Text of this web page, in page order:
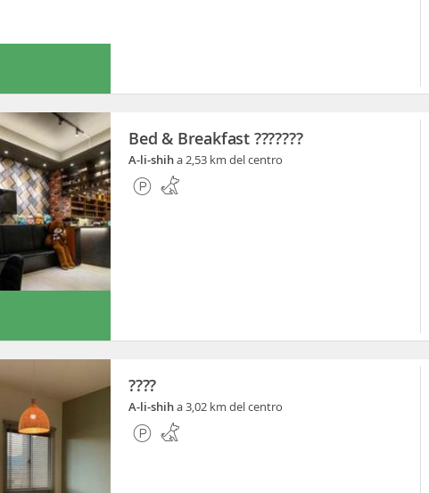
Bed & Breakfast ???????
A-li-shiha 2,53 km del centro
????
A-li-shiha 3,02 km del centro